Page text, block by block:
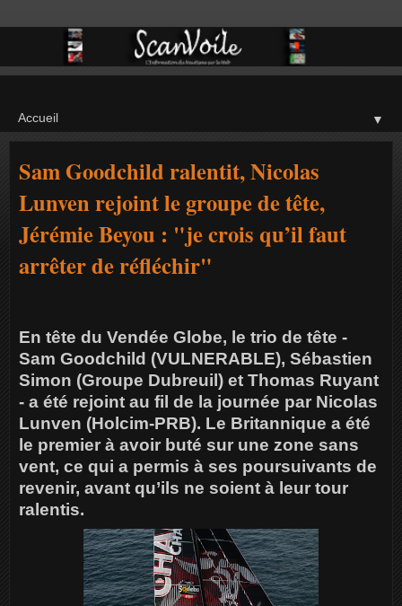
▼
Sam Goodchild ralentit, Nicolas
Lunven rejoint le groupe de tête,
Jérémie Beyou : "je crois qu’il faut
arrêter de réfléchir"
En tête du Vendée Globe, le trio de tête -
Sam Goodchild (VULNERABLE), Sébastien
Simon (Groupe Dubreuil) et Thomas Ruyant
- a été rejoint au fil de la journée par Nicolas
Lunven (Holcim-PRB). Le Britannique a été
le premier à avoir buté sur une zone sans
vent, ce qui a permis à ses poursuivants de
revenir, avant qu’ils ne soient à leur tour
ralentis.